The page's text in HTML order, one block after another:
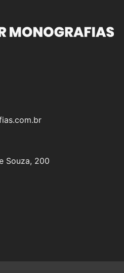
Souza, 200